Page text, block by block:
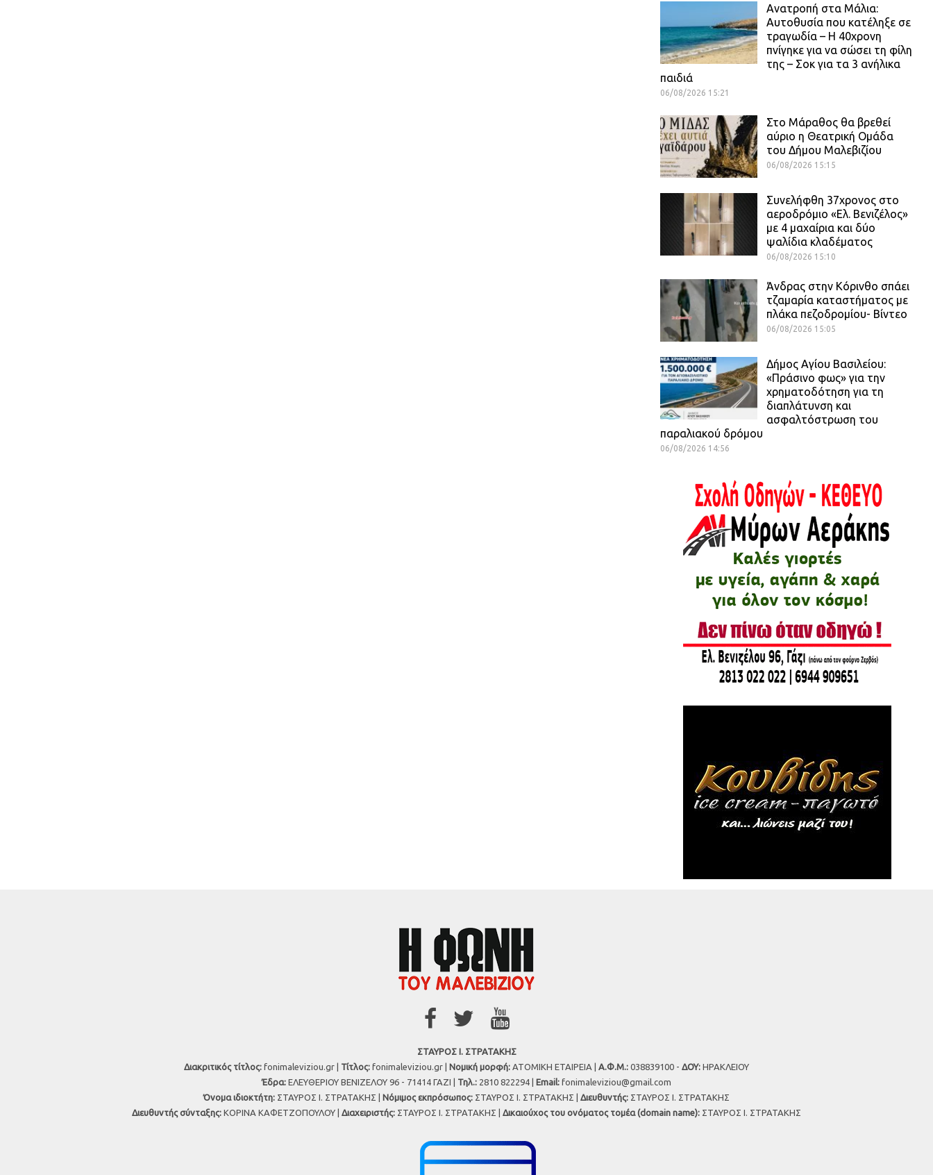
Ανατροπή στα Μάλια:
Αυτοθυσία που κατέληξε σε
τραγωδία – Η 40χρονη
πνίγηκε για να σώσει τη φίλη
της – Σοκ για τα 3 ανήλικα
παιδιά
06/08/2026 15:21
Στο Μάραθος θα βρεθεί
αύριο η Θεατρική Ομάδα
του Δήμου Μαλεβιζίου
06/08/2026 15:15
Συνελήφθη 37χρονος στο
αεροδρόμιο «Ελ. Βενιζέλος»
με 4 μαχαίρια και δύο
ψαλίδια κλαδέματος
06/08/2026 15:10
Άνδρας στην Κόρινθο σπάει
τζαμαρία καταστήματος με
πλάκα πεζοδρομίου- Βίντεο
06/08/2026 15:05
Δήμος Αγίου Βασιλείου:
«Πράσινο φως» για την
χρηματοδότηση για τη
διαπλάτυνση και
ασφαλτόστρωση του
παραλιακού δρόμου
06/08/2026 14:56
ΣΤΑΥΡΟΣ Ι. ΣΤΡΑΤΑΚΗΣ
Διακριτικός τίτλος: fonimaleviziou.gr | Τίτλος: fonimaleviziou.gr | Νομική μορφή: ΑΤΟΜΙΚΗ ΕΤΑΙΡΕΙΑ | Α.Φ.Μ.: 038839100 - ΔΟΥ: ΗΡΑΚΛΕΙΟΥ
Έδρα: ΕΛΕΥΘΕΡΙΟΥ ΒΕΝΙΖΕΛΟΥ 96 - 71414 ΓΑΖΙ | Τηλ.: 2810 822294 | Εmail: fonimaleviziou@gmail.com
Όνομα ιδιοκτήτη: ΣΤΑΥΡΟΣ Ι. ΣΤΡΑΤΑΚΗΣ | Νόμιμος εκπρόσωπος: ΣΤΑΥΡΟΣ Ι. ΣΤΡΑΤΑΚΗΣ | Διευθυντής: ΣΤΑΥΡΟΣ Ι. ΣΤΡΑΤΑΚΗΣ
Διευθυντής σύνταξης: ΚΟΡΙΝΑ ΚΑΦΕΤΖΟΠΟΥΛΟΥ | Διαχειριστής: ΣΤΑΥΡΟΣ Ι. ΣΤΡΑΤΑΚΗΣ | Δικαιούχος του ονόματος τομέα (domain name): ΣΤΑΥΡΟΣ Ι. ΣΤΡΑΤΑΚΗΣ